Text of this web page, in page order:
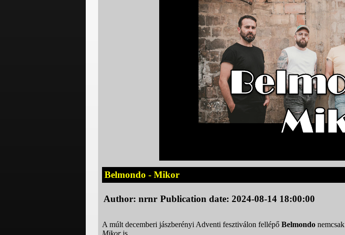
Belmondo - Mikor
Author: nrnr Publication date: 2024-08-14 18:00:00
A múlt decemberi jászberényi Adventi fesztiválon fellépő Belmondonemcsak
Mikoris.